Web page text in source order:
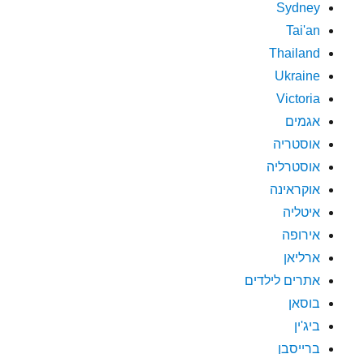
Sydney
Tai'an
Thailand
Ukraine
Victoria
אגמים
אוסטריה
אוסטרליה
אוקראינה
איטליה
אירופה
ארליאן
אתרים לילדים
בוסאן
ביג'ין
ברייסבן